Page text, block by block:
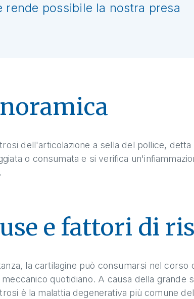
possibile la nostra presa
dell'articolazione a sella del pollice,
o consumata e si verifica
e fattori di
la cartilagine può consumarsi nel corso
quotidiano. A causa della grande
è la malattia degenerativa più comune